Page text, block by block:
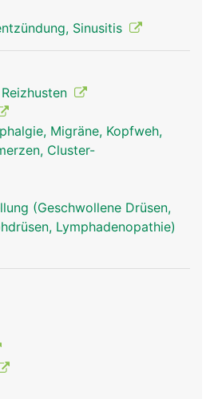
Sinusitis
Migräne, Kopfweh,
Cluster-
(Geschwollene Drüsen,
Lymphadenopathie)